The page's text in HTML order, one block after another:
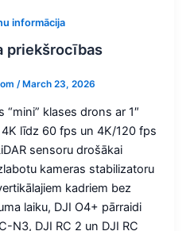
informācija
priekšrocības
/ March 23, 2026
“mini” klases drons ar 1″
līdz 60 fps un 4K/120 fps
sensoru drošākai
kameras stabilizatoru
kadriem bez
laiku, DJI O4+ pārraidi
N3, DJI RC 2 un DJI RC